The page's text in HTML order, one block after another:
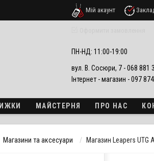
Мій акаунт
ПН-НД: 11:00-19:00
вул. В. Сосюри, 7 - 068 881
Інтернет - магазин - 097
МАЙСТЕРНЯ ПРО НАС
Магазини та аксесуари Магазин Leapers UTG